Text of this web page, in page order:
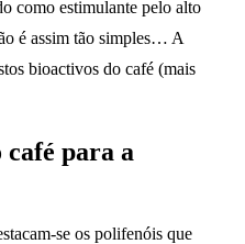
como estimulante pelo alto
é assim tão simples… A
bioactivos do café (mais
para a
se os polifenóis que